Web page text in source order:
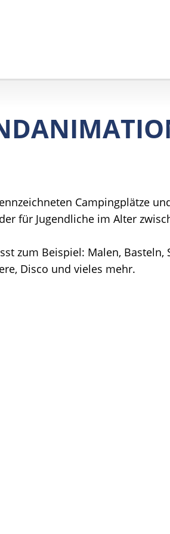
Campingplätze
für Jugendliche im Alter
zum Beispiel: Malen,
Disco und vieles mehr.